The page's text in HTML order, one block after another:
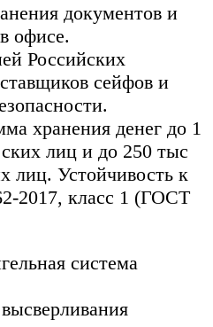
документов и
офисе.
Российских
сейфов и
хранения денег до 1
лиц и до 250 тыс
лиц. Устойчивость к
2017, класс 1 (ГОСТ
система